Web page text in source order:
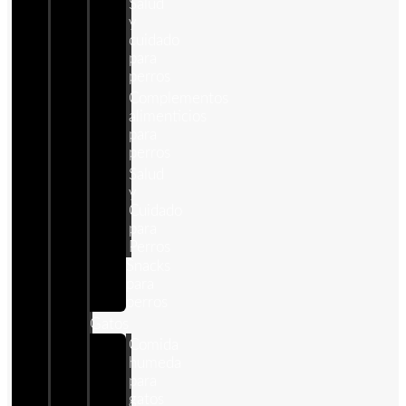
Salud
y
cuidado
para
perros
Complementos
alimenticios
para
perros
Salud
y
Cuidado
para
Perros
Gatos
Comida
humeda
para
gatos